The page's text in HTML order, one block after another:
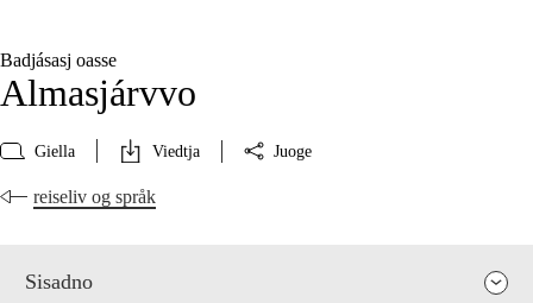
Badjásasj oasse
Almasjárvvo
Giella Viedtja Juoge
reiseliv og språk
Sisadno